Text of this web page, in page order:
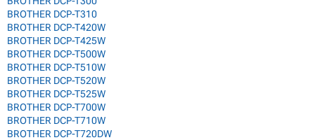
BROTHER DCP-T310
BROTHER DCP-T420W
BROTHER DCP-T425W
BROTHER DCP-T500W
BROTHER DCP-T510W
BROTHER DCP-T520W
BROTHER DCP-T525W
BROTHER DCP-T700W
BROTHER DCP-T710W
BROTHER DCP-T720DW